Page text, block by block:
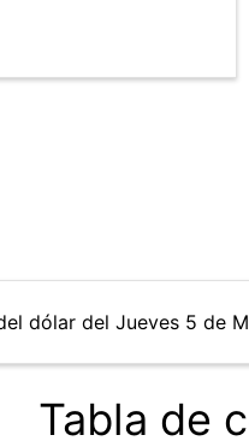
dólar del Jueves 5 de
Tabla de